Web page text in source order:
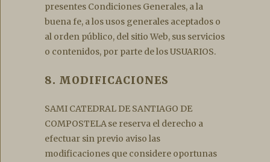
presentes Condiciones Generales, a la
buena fe, a los usos generales aceptados o
al orden público, del sitio Web, sus servicios
o contenidos, por parte de los USUARIOS.
8. MODIFICACIONES
SAMI CATEDRAL DE SANTIAGO DE
COMPOSTELA se reserva el derecho a
efectuar sin previo aviso las
modificaciones que considere oportunas